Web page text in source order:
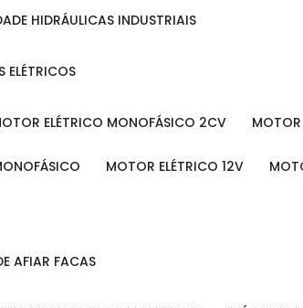
HIDRÁULICAS INDUSTRIAIS
ELÉTRICOS
MOTOR ELÉTRICO MONOFÁSICO 2CV
MOTOR ELÉTRICO 12V
AFIAR FACAS